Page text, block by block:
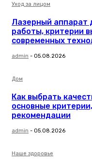
Уход за лицом
Лазерный аппарат
работы, критерии
современных
admin - 05.08.2026
Дом
Как выбрать
основные
рекомендации
admin - 05.08.2026
Наше здоровье